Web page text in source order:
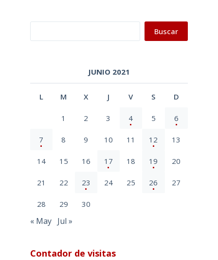
Buscar
JUNIO 2021
L M X J V S D
1 2 3 4 5 6
7 8 9 10 11 12 13
14 15 16 17 18 19 20
21 22 23 24 25 26 27
28 29 30
« May Jul »
Contador de visitas